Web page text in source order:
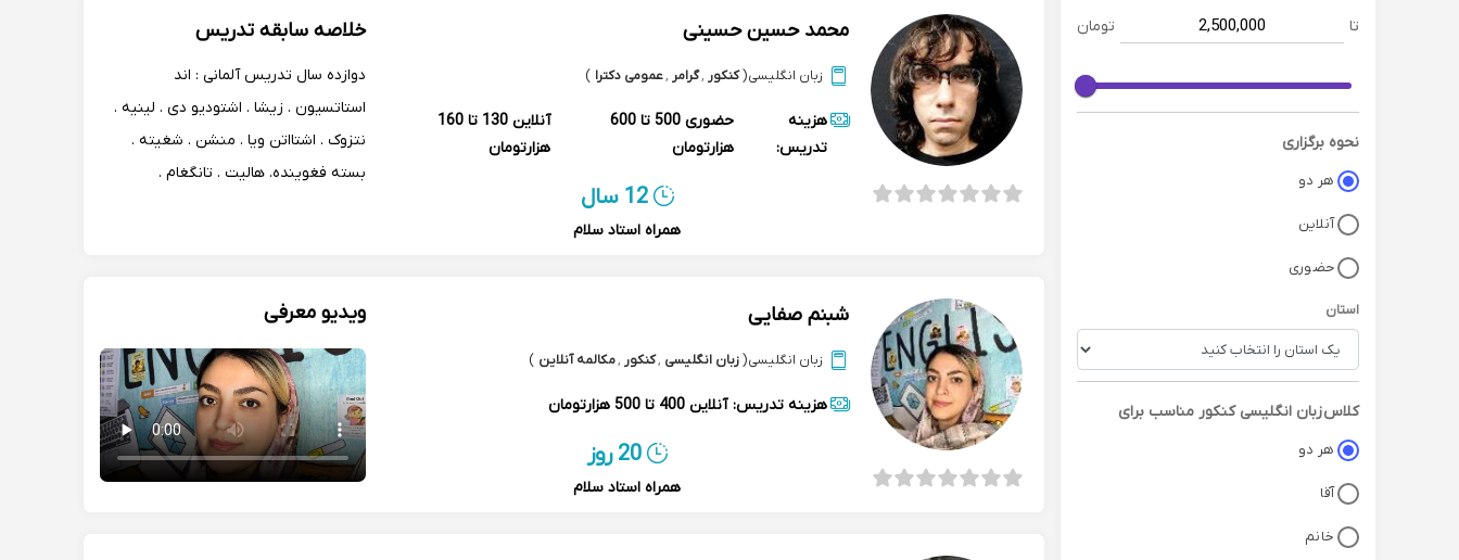
تا تومان
نحوه برگزاری
هر دو
آنلاین
حضوری
استان
کلاسزبان انگلیسی کنکور مناسب برای
هر دو
آقا
خانم
حرفه ای و آکادمیک انجام می‌دهم و
دستاوردهای زیادی کسب کردم
محمد حسین حسینی
زبان انگلیسی(کنکور ,گرامر ,عمومی دکترا )
هزینه
تدریس:
حضوری
500 تا 600
هزارتومان
آنلاین
130 تا 160
هزارتومان
12 سال
همراه استاد سلام
خلاصه سابقه تدریس
دوازده سال تدریس آلمانی : اند
استاتسیون . زیشا . اشتودیو دی . لینیه .
نتزوک . اشتااتن ویا . منشن . شغیته .
بسته فغوینده. هالیت . تانگغام .
شبنم صفایی
زبان انگلیسی(زبان انگلیسی ,کنکور ,مکالمه آنلاین )
هزینه تدریس: آنلاین 400 تا 500 هزارتومان
20 روز
همراه استاد سلام
ویدیو معرفی